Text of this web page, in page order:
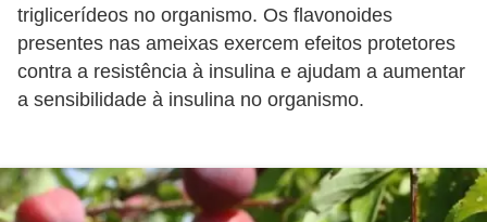
triglicerídeos no organismo. Os flavonoides
presentes nas ameixas exercem efeitos protetores
contra a resistência à insulina e ajudam a aumentar
a sensibilidade à insulina no organismo.